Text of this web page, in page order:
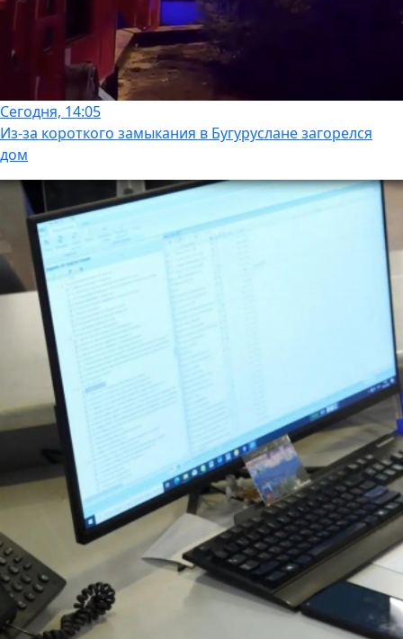
Сегодня, 14:05
Из-за короткого замыкания в Бугуруслане загорелся
дом